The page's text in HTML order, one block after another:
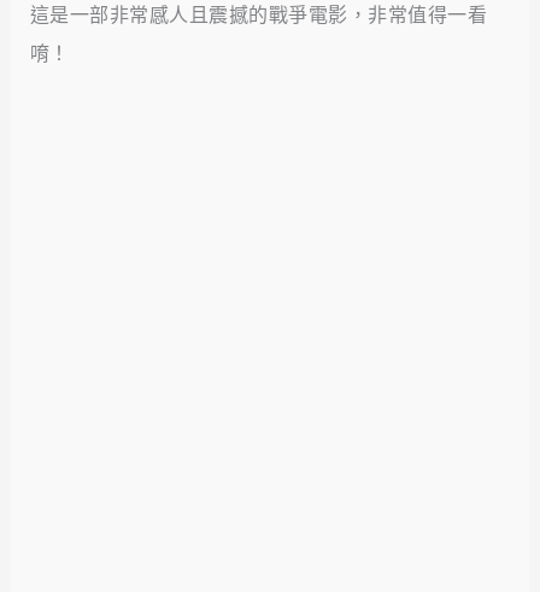
這是一部非常感人且震撼的戰爭電影，非常值得一看
唷！